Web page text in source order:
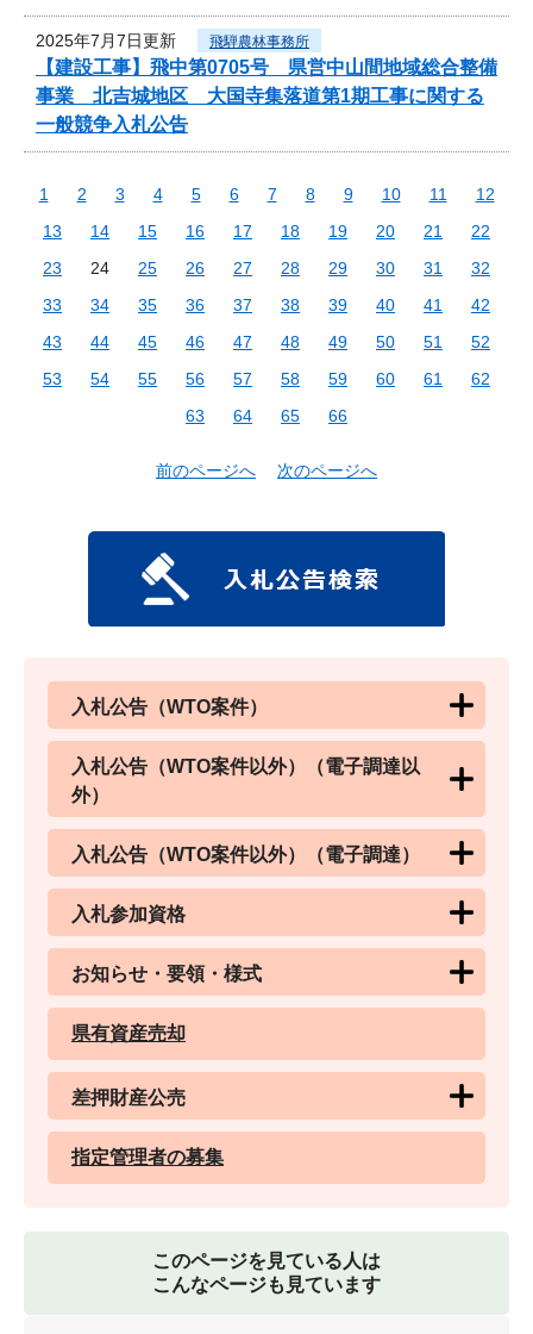
2025年7月7日更新 飛騨農林事務所
【建設工事】飛中第0705号 県営中山間地域総合整備
事業 北吉城地区 大国寺集落道第1期工事に関する
一般競争入札公告
1 2 3 4 5 6 7 8 9 10 11
12
13
14 15 16 17 18 19 20 21
22
23
24 25 26 27 28 29 30 31
32
33
34 35 36 37 38 39 40 41
42
43
44 45 46 47 48 49 50 51
52
53
54 55 56 57 58 59 60 61
62
63
64 65 66
前のページへ 次のページへ
入札公告（WTO案件）
入札公告（WTO案件以外）（電子調達以
外）
入札公告（WTO案件以外）（電子調達）
入札参加資格
お知らせ・要領・様式
県有資産売却
差押財産公売
指定管理者の募集
このページを見ている人は
こんなページも見ています